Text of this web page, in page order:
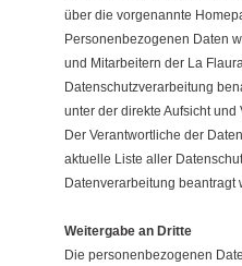
über die vorgenannte
Personenbezogenen Daten
und Mitarbeitern der La
Datenschutzverarbeitung
unter der direkte Aufsicht
Der Verantwortliche der
aktuelle Liste aller
Datenverarbeitung beantragt
Weitergabe an Dritte
Die personenbezogenen